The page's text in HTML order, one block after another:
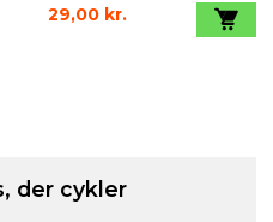
29,00 kr.
der cykler